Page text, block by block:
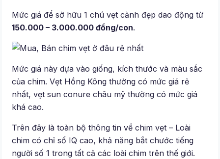
Mức giá để sở hữu 1 chú vẹt cảnh đẹp dao động từ
150.000 – 3.000.000 đồng/con.
Mức giá này dựa vào giống, kích thước và màu sắc
của chim. Vẹt Hồng Kông thường có mức giá rẻ
nhất, vẹt sun conure châu mỹ thường có mức giá
khá cao.
Trên đây là toàn bộ thông tin về chim vẹt – Loài
chim có chỉ số IQ cao, khả năng bắt chước tiếng
người số 1 trong tất cả các loài chim trên thế giới.